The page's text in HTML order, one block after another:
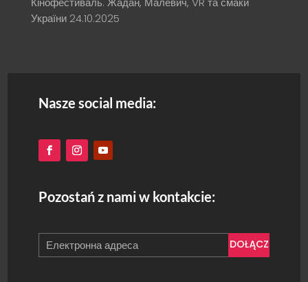
України 24.10.2025
Nasze social media:
Pozostań z nami w kontakcie:
DOŁĄCZ